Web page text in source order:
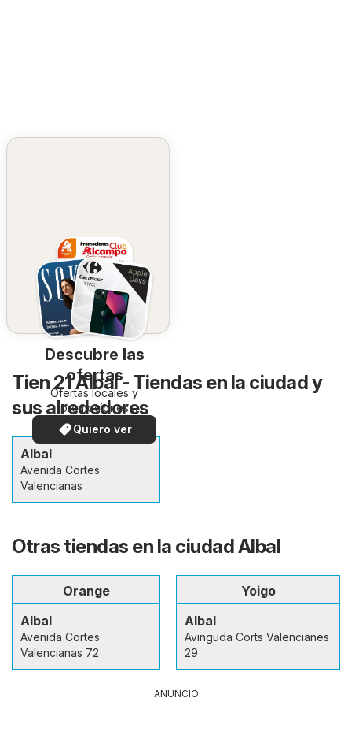
Descubre las
ofertas
Ofertas locales y
promociones
especiales.
Quiero ver
Tien 21 Albal - Tiendas en la ciudad y
sus alrededores
Albal
Avenida Cortes
Valencianas
Otras tiendas en la ciudad Albal
Orange
Albal
Avenida Cortes
Valencianas 72
Yoigo
Albal
Avinguda Corts Valencianes
29
ANUNCIO